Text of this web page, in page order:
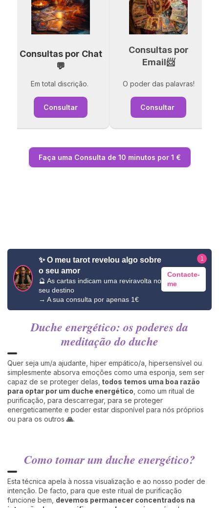
Consultas por Chat
💬
Em total discrição.
Consultar
Consultas por
Email📨
O poder das palavras!
Consultar
Faça uma Consulta de 10 minutos por 1 €
✨ O meu tarot revelou algo sobre
o seu amor
🔮 As cartas indicam uma reviravolta no
seu destino
→ A sua consulta por apenas 1€
Contacte-
me
1
Duche energético: os poderes da
meditação do duche
Quer seja um/a ajudante, hiper empático/a, hipersensível ou
simplesmente absorva emoções como uma esponja, sem ser
capaz de se proteger delas, todos temos uma boa razão
para optar por um duche energético , como um ritual de
purificação, para descarregar, para se proteger
energeticamente e poder estar disponível para nós próprios
ou para os outros 🙏.
Como tomar um duche energético?
Esta técnica apela à nossa visualização e ao nosso poder de
intenção. De facto, para que este ritual de purificação
funcione bem, devemos permanecer concentrados na